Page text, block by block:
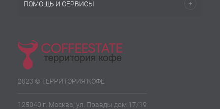
ПОМОЩЬ И СЕРВИСЫ
2023 © ТЕРРИТОРИЯ КОФЕ
125040 г. Москва, ул. Правды дом 17/19